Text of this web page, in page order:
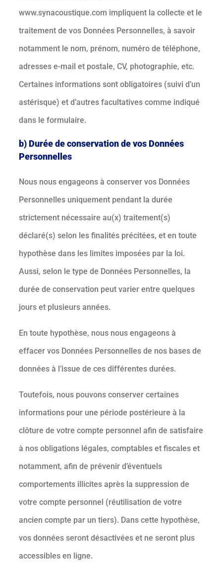
www.synacoustique.com impliquent la collecte et le
traitement de vos Données Personnelles, à savoir
notamment le nom, prénom, numéro de téléphone,
adresses e-mail et postale, CV, photographie, etc.
Certaines informations sont obligatoires (suivi d’un
astérisque) et d’autres facultatives comme indiqué
dans le formulaire.
b) Durée de conservation de vos Données
Personnelles
Nous nous engageons à conserver vos Données
Personnelles uniquement pendant la durée
strictement nécessaire au(x) traitement(s)
déclaré(s) selon les finalités précitées, et en toute
hypothèse dans les limites imposées par la loi.
Aussi, selon le type de Données Personnelles, la
durée de conservation peut varier entre quelques
jours et plusieurs années.
En toute hypothèse, nous nous engageons à
effacer vos Données Personnelles de nos bases de
données à l’issue de ces différentes durées.
Toutefois, nous pouvons conserver certaines
informations pour une période postérieure à la
clôture de votre compte personnel afin de satisfaire
à nos obligations légales, comptables et fiscales et
notamment, afin de prévenir d’éventuels
comportements illicites après la suppression de
votre compte personnel (réutilisation de votre
ancien compte par un tiers). Dans cette hypothèse,
vos données seront désactivées et ne seront plus
accessibles en ligne.